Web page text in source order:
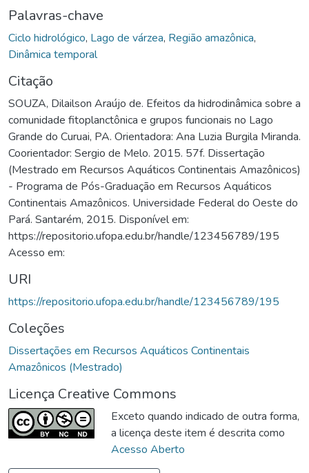
Palavras-chave
Ciclo hidrológico, Lago de várzea, Região amazônica,
Dinâmica temporal
Citação
SOUZA, Dilailson Araújo de. Efeitos da hidrodinâmica sobre a
comunidade fitoplanctônica e grupos funcionais no Lago
Grande do Curuai, PA. Orientadora: Ana Luzia Burgila Miranda.
Coorientador: Sergio de Melo. 2015. 57f. Dissertação
(Mestrado em Recursos Aquáticos Continentais Amazônicos)
- Programa de Pós-Graduação em Recursos Aquáticos
Continentais Amazônicos. Universidade Federal do Oeste do
Pará. Santarém, 2015. Disponível em:
https://repositorio.ufopa.edu.br/handle/123456789/195
Acesso em:
URI
https://repositorio.ufopa.edu.br/handle/123456789/195
Coleções
Dissertações em Recursos Aquáticos Continentais
Amazônicos (Mestrado)
Licença Creative Commons
Exceto quando indicado de outra forma,
a licença deste item é descrita como
Acesso Aberto